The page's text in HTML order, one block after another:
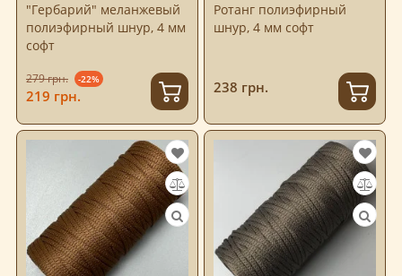
"Гербарий" меланжевый
полиэфирный шнур, 4 мм
софт
279 грн. -22%
219 грн.
Ротанг полиэфирный
шнур, 4 мм софт
238 грн.